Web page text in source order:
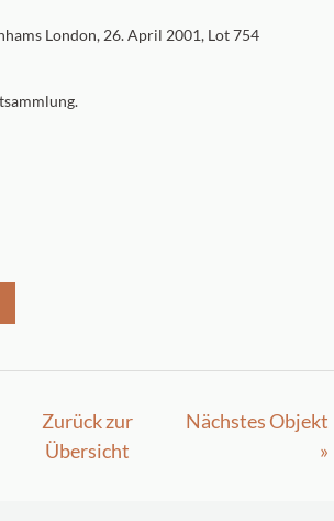
London, 26. April 2001, Lot 754
Zurück zur
Übersicht
Nächstes Objekt
»